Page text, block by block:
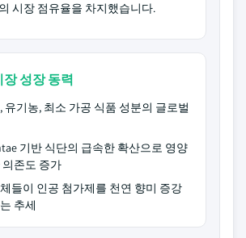
의 시장 점유율을 차지했습니다.
장 성장 동력
유기농, 최소 가공 식품 성분의 글로벌
기반 식단의 급속한 확산으로 영양
존도 증가
들이 인공 첨가제를 천연 향미 증강
추세